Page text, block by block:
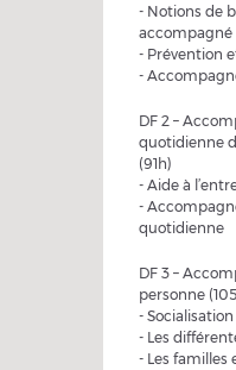
- Notions de
accompagné
- Prévention
-
DF 2 –
quotidienne
(91h)
- Aide à
-
quotidienne
DF 3 –
personne
-
- Les
- Les familles